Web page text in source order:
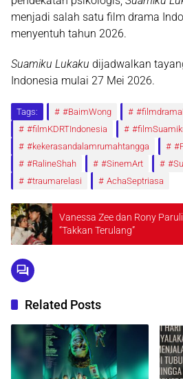
menjadi salah satu film drama
menyentuh tahun 2026.
Suamiku Lukaku dijadwalkan
Indonesia mulai 27 Mei 2026.
Tags: #BaimWong
#filmKDRTIndonesia
#kekerasandalamrumahtangga
#RalineShah
#SinemArt
#traumarelasi
AchaSeptriasa
Vanessa Zee dan Rony
“Takkan Terulang”
Related Posts